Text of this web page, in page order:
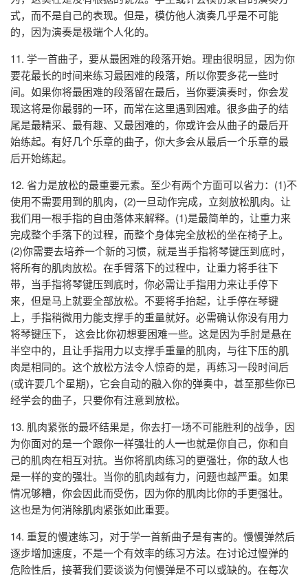
式，而不是自己的表现。但是，模仿他人演奏几乎是不可能
的，因为演奏是极端个人化的。
11. 学一首曲子，要从最困难的段落开始。理由很明显，因为你
要花最长的时间来练习最困难的段落，所以你要多花一些时
间。如果你将最困难的段落留在最后，当你要演奏时，你会发
现这将是你最弱的一环，而常在这里遇到困难。很多曲子的结
尾是最精采、最有趣、又最困难的，你或许会从曲子的最后开
始练起。有好几个乐章的曲子，你大多会从最后一个乐章的最
后开始练起。
12. 省力是放松的最重要元素。至少有两个方面可以省力：(1)不
使用不需要用到的肌肉，(2)一旦动作完成，立刻放松肌肉。让
我们用一根手指的自由落体来解释。(1)是最简单的，让重力来
完成整个手落下的过程，而整个身体完全放松的坐在椅子上。
(2)你需要去培养一个新的习惯，就是当手指将琴键压到底时，
将所有的肌肉放松。在手臂落下的过程中，让重力将手往下
带，当手指将琴键压到底时，你必需让手指用力来让手停下
来，但是马上就要全部放松。不要将手抬起，让手停在琴键
上，手指稍微用力能支撑手的重量就好。必需确认你没有用力
将琴键压下， 这会比你初想要困难一些。这是因为手肘是悬在
半空中的，且让手指用力以支撑手重量的肌肉，与往下压的肌
肉是相同的。这个放松方法令人惊奇的是，再练习一段时间后
(或许要几个星期)，它会自动的融入你的弹奏中，甚至那些你已
经学会的曲子，只要你有注意到放松。
13. 肌肉紧张的最坏结果是，你去打一场不可能胜利的战争，因
为你面对的是一个跟你一样强壮的人━也就是你自己，你和自
己的肌肉在相互对抗。当你将肌肉练习的更强壮，你的敌人也
是一样的变的强壮。当你的肌肉越有力，问题也越严重。如果
情况够糟，你会因此而受伤，因为你的肌肉比你的手更强壮。
这也是为何消除肌肉紧张如此重要。
14. 重复的慢速练习，对于学一首新曲子是有害的。慢慢弹然后
逐步增加速度，不是一个有效率的练习方法。在讨论过慢弹的
危险性后，接著我们要谈谈为何慢弹是不可以或缺的。在每次